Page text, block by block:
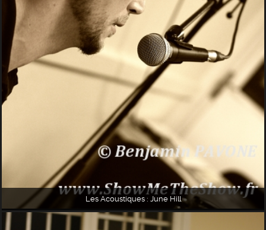
Les Acoustiques : June Hill